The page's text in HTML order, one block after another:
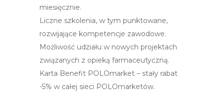
miesięcznie.
Liczne szkolenia, w tym punktowane,
rozwijające kompetencje zawodowe.
Możliwość udziału w nowych projektach
związanych z opieką farmaceutyczną.
Karta Benefit POLOmarket – stały rabat
-5% w całej sieci POLOmarketów.